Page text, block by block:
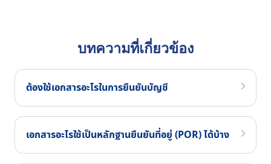
บทความที่เกี่ยวข้อง
ต้องใช้เอกสารอะไรในการยืนยันบัญชี
เอกสารอะไรใช้เป็นหลักฐานยืนยันที่อยู่ (POR) ได้บ้าง